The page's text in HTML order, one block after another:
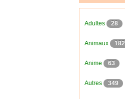
Adultes 28
Animaux 182
Anime 63
Autres 349